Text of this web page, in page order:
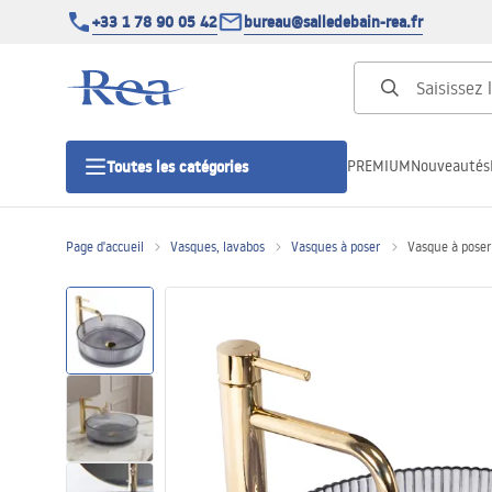
+33 1 78 90 05 42 bureau@salledebain-rea.fr
Toutes les catégories
Portes de douche
Receveurs de douche
Caniveaux de douche
PREMIUMNouveautés
Page d'accueil Vasques, lavabos Vasques à poser Vasque à